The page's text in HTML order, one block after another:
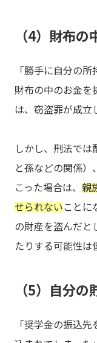
（4）財布
「勝手に自分の
財布の中のお金を
は、窃盗罪が成立
しかし、刑法で
と孫などの関係
こった場合は、 親
せられないことに
の財産を盗んだと
たりする可能性は
（5）自分
「奨学金の振込